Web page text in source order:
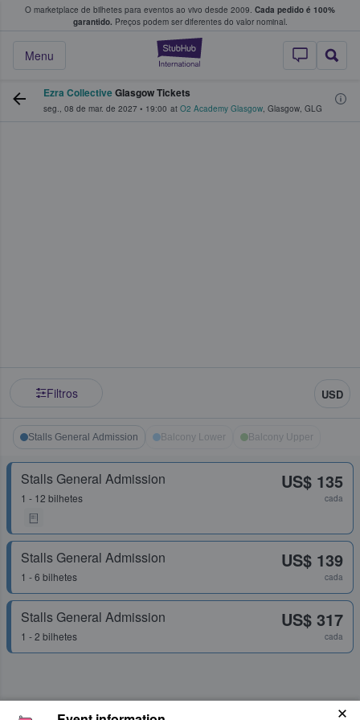
O marketplace de bilhetes para eventos ao vivo desde 2009. Cada pedido é 100%
garantido. Preços podem ser diferentes do valor nominal.
StubHub – onde
Menu
fãs compram e vendem bilhetes
Ezra CollectiveGlasgow Tickets
seg., 08 de mar. de 2027 • 19:00 at O2 Academy Glasgow, Glasgow, GLG
Filtros USD
Stalls General Admission Balcony Lower Balcony Upper
Stalls General Admission
1 - 12 bilhetes
US$ 135
cada
Stalls General Admission
1 - 6 bilhetes
US$ 139
cada
Stalls General Admission
1 - 2 bilhetes
US$ 317
cada